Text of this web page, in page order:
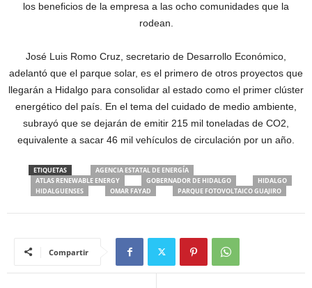
los beneficios de la empresa a las ocho comunidades que la
rodean.
José Luis Romo Cruz, secretario de Desarrollo Económico,
adelantó que el parque solar, es el primero de otros proyectos que
llegarán a Hidalgo para consolidar al estado como el primer clúster
energético del país. En el tema del cuidado de medio ambiente,
subrayó que se dejarán de emitir 215 mil toneladas de CO2,
equivalente a sacar 46 mil vehículos de circulación por un año.
ETIQUETAS
AGENCIA ESTATAL DE ENERGÍA
ATLAS RENEWABLE ENERGY
GOBERNADOR DE HIDALGO
HIDALGO
HIDALGUENSES
OMAR FAYAD PARQUE FOTOVOLTAICO GUAJIRO
Compartir